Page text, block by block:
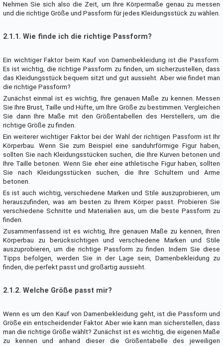
Nehmen Sie sich also die Zeit, um Ihre Körpermaße genau zu messen
und die richtige Größe und Passform für jedes Kleidungsstück zu wählen.
2.1.1. Wie finde ich die richtige Passform?
Ein wichtiger Faktor beim Kauf von Damenbekleidung ist die Passform.
Es ist wichtig, die richtige Passform zu finden, um sicherzustellen, dass
das Kleidungsstück bequem sitzt und gut aussieht. Aber wie findet man
die richtige Passform?
Zunächst einmal ist es wichtig, Ihre genauen Maße zu kennen. Messen
Sie Ihre Brust, Taille und Hüfte, um Ihre Größe zu bestimmen. Vergleichen
Sie dann Ihre Maße mit den Größentabellen des Herstellers, um die
richtige Größe zu finden.
Ein weiterer wichtiger Faktor bei der Wahl der richtigen Passform ist Ihr
Körperbau. Wenn Sie zum Beispiel eine sanduhrförmige Figur haben,
sollten Sie nach Kleidungsstücken suchen, die Ihre Kurven betonen und
Ihre Taille betonen. Wenn Sie eher eine athletische Figur haben, sollten
Sie nach Kleidungsstücken suchen, die Ihre Schultern und Arme
betonen.
Es ist auch wichtig, verschiedene Marken und Stile auszuprobieren, um
herauszufinden, was am besten zu Ihrem Körper passt. Probieren Sie
verschiedene Schnitte und Materialien aus, um die beste Passform zu
finden.
Zusammenfassend ist es wichtig, Ihre genauen Maße zu kennen, Ihren
Körperbau zu berücksichtigen und verschiedene Marken und Stile
auszuprobieren, um die richtige Passform zu finden. Indem Sie diese
Tipps befolgen, werden Sie in der Lage sein, Damenbekleidung zu
finden, die perfekt passt und großartig aussieht.
2.1.2. Welche Größe passt mir?
Wenn es um den Kauf von Damenbekleidung geht, ist die Passform und
Größe ein entscheidender Faktor. Aber wie kann man sicherstellen, dass
man die richtige Größe wählt? Zunächst ist es wichtig, die eigenen Maße
zu kennen und anhand dieser die Größentabelle des jeweiligen